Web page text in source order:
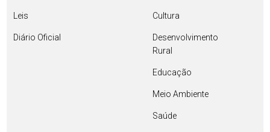
Leis
Diário Oficial
Cultura
Desenvolvimento
Rural
Educação
Meio Ambiente
Saúde